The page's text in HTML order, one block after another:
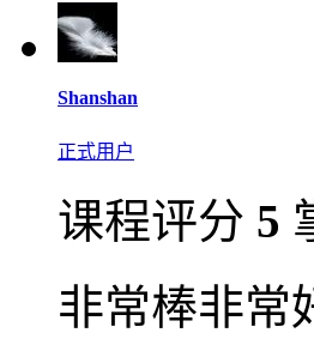
Shanshan
正式用户
课程评分 5
非常棒非常